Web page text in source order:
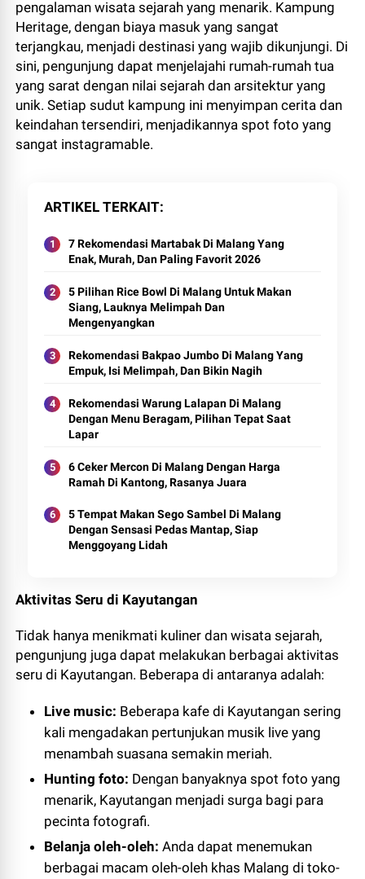
pengalaman wisata sejarah yang menarik. Kampung
Heritage, dengan biaya masuk yang sangat
terjangkau, menjadi destinasi yang wajib dikunjungi. Di
sini, pengunjung dapat menjelajahi rumah-rumah tua
yang sarat dengan nilai sejarah dan arsitektur yang
unik. Setiap sudut kampung ini menyimpan cerita dan
keindahan tersendiri, menjadikannya spot foto yang
sangat instagramable.
ARTIKEL TERKAIT
7 Rekomendasi Martabak Di Malang Yang
Enak, Murah, Dan Paling Favorit 2026
5 Pilihan Rice Bowl Di Malang Untuk Makan
Siang, Lauknya Melimpah Dan
Mengenyangkan
Rekomendasi Bakpao Jumbo Di Malang Yang
Empuk, Isi Melimpah, Dan Bikin Nagih
Rekomendasi Warung Lalapan Di Malang
Dengan Menu Beragam, Pilihan Tepat Saat
Lapar
6 Ceker Mercon Di Malang Dengan Harga
Ramah Di Kantong, Rasanya Juara
5 Tempat Makan Sego Sambel Di Malang
Dengan Sensasi Pedas Mantap, Siap
Menggoyang Lidah
Aktivitas Seru di Kayutangan
Tidak hanya menikmati kuliner dan wisata sejarah,
pengunjung juga dapat melakukan berbagai aktivitas
seru di Kayutangan. Beberapa di antaranya adalah:
Live music: Beberapa kafe di Kayutangan sering
kali mengadakan pertunjukan musik live yang
menambah suasana semakin meriah.
Hunting foto: Dengan banyaknya spot foto yang
menarik, Kayutangan menjadi surga bagi para
pecinta fotografi.
Belanja oleh-oleh: Anda dapat menemukan
berbagai macam oleh-oleh khas Malang di toko-